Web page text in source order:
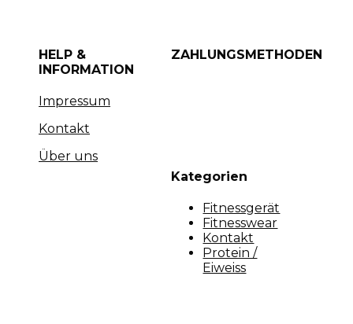
HELP &
INFORMATION
Impressum
Kontakt
Über uns
ZAHLUNGSMETHODEN
Kategorien
Fitnessgerät
Fitnesswear
Kontakt
Protein /
Eiweiss